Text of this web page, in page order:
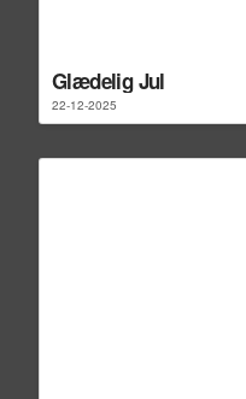
Glædelig Jul
22-12-2025